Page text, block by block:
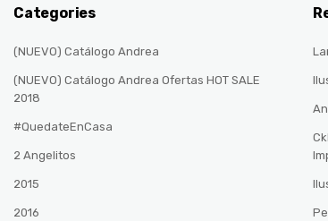
Categories
(NUEVO) Catálogo Andrea
(NUEVO) Catálogo Andrea Ofertas HOT SALE
2018
#QuedateEnCasa
2 Angelitos
2015
2016